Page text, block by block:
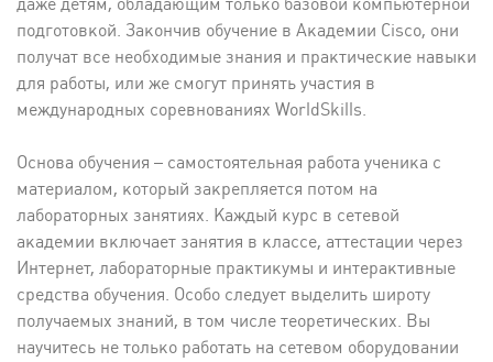
подготовкой. Закончив обучение в Академии Cisco, они
получат все необходимые знания и практические навыки
для работы, или же смогут принять участия в
международных соревнованиях WorldSkills.
Основа обучения – самостоятельная работа ученика с
материалом, который закрепляется потом на
лабораторных занятиях. Каждый курс в сетевой
академии включает занятия в классе, аттестации через
Интернет, лабораторные практикумы и интерактивные
средства обучения. Особо следует выделить широту
получаемых знаний, в том числе теоретических. Вы
научитесь не только работать на сетевом оборудовании